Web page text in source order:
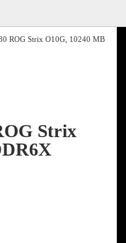
ROG Strix O10G, 10240 MB
Strix